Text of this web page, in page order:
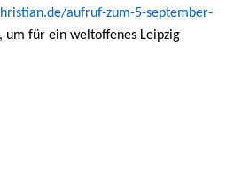
aufruf-zum-5-september-
um für ein weltoffenes Leipzig